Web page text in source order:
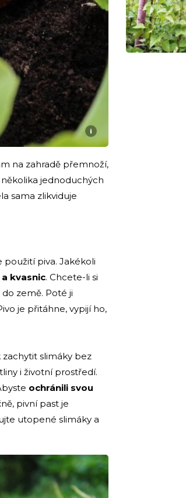
i
na zahradě přemnoží,
jednoduchých
sama zlikviduje
piva. Jakékoli
kvasnic. Chcete-li si
země. Poté ji
je přitáhne, vypijí ho,
slimáky bez
i životní prostředí.
ochránili svou
pivní past je
utopené slimáky a